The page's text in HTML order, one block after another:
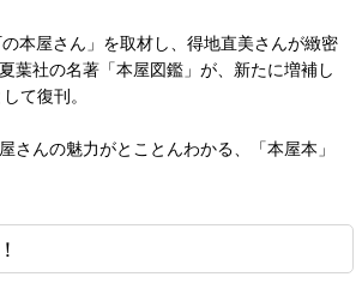
本屋さん」を取材し、得地直美さんが緻密
葉社の名著「本屋図鑑」が、新たに増補し
て復刊。
さんの魅力がとことんわかる、「本屋本」